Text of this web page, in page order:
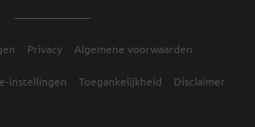
Privacy Algemene voorwaarden
instellingen Toegankelijkheid Disclaimer